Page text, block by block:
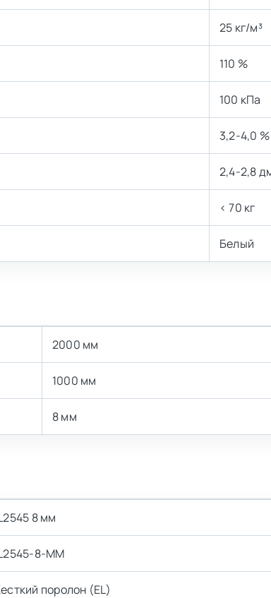
25 кг/м³
110 %
100 кПа
3,2-4,0 %
2,4-2,8
< 70 кг
Белый
2000 мм
1000 мм
8 мм
8 мм
8-MM
поролон (EL)